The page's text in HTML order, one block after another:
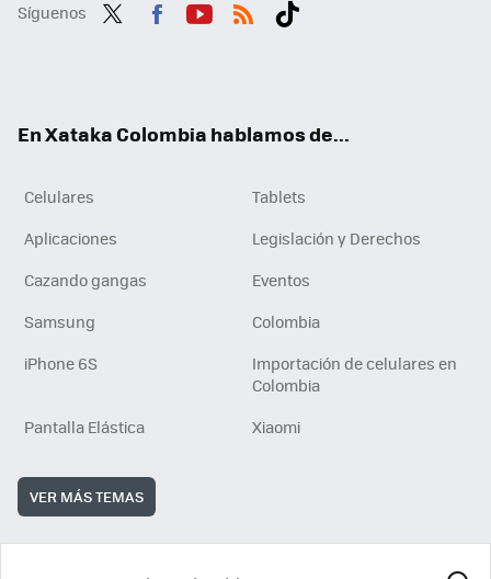
Síguenos
En Xataka Colombia hablamos de...
Celulares
Tablets
Aplicaciones
Legislación y Derechos
Cazando gangas
Eventos
Samsung
Colombia
iPhone 6S
Importación de celulares en
Colombia
Pantalla Elástica
Xiaomi
VER MÁS TEMAS